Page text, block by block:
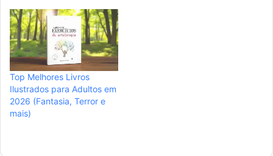
Hobbit antes de
encarar o Senhor dos
Anéis. A gente
analisou as edições
mais vendidas e bem
avaliadas para ajudar
você a escolher o
melhor livro…
Top Melhores Livros
Ilustrados para Adultos em
2026 (Fantasia, Terror e
mais)